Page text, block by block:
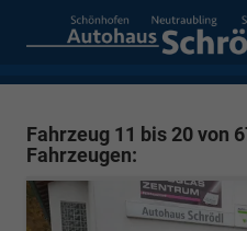
Fahrzeug 11 bis 20 von
Fahrzeugen: